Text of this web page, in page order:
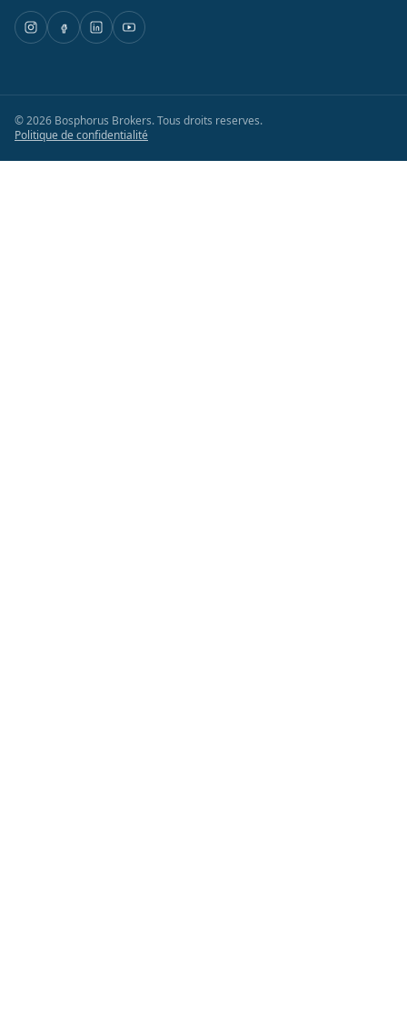
©2026 Bosphorus Brokers.Tous droits reserves.
Politique de confidentialité